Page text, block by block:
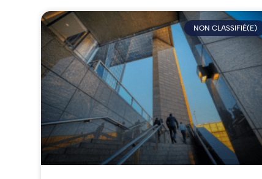
NON CLASSIFIÉ(E)